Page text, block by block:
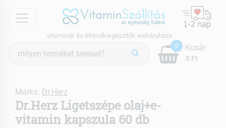
menu
vitaminok és étrendkiegészítők webáruháza
keresés
0
0 Ft
Kosár
Márka: Dr.Herz
Dr.Herz Ligetszépe olaj+e-
vitamin kapszula 60 db